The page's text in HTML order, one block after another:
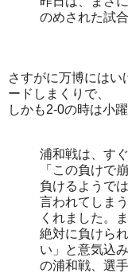
のめされた試
さすがに万博にはい
ードしまくりで、
しかも2-0の時は小
浦和戦は、す
「この負けで
負けるようで
言われてしま
くれました。
絶対に負けら
い」と意気込
の浦和戦、選